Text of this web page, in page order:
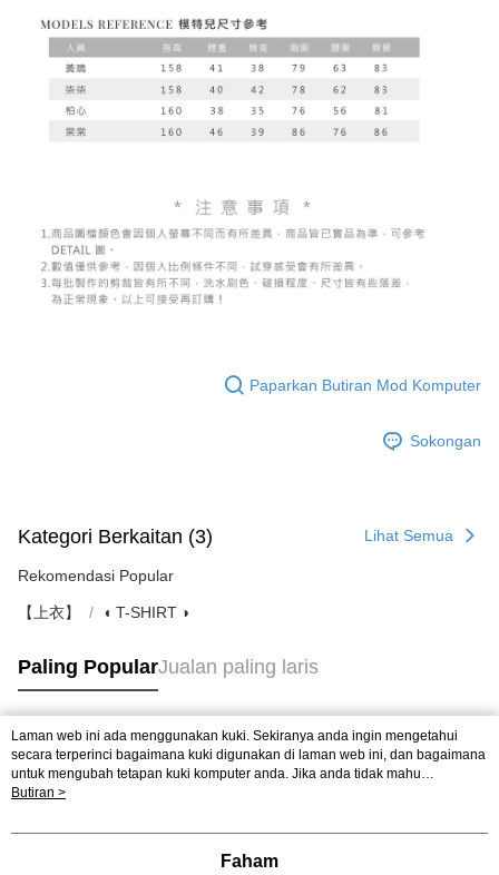
Paparkan Butiran Mod Komputer
Sokongan
Kategori Berkaitan (3) Lihat Semua
Rekomendasi Popular
【上衣】 ◖ T-SHIRT ◗
Paling PopularJualan paling laris
Tag Popular
Laman web ini ada menggunakan kuki. Sekiranya anda ingin mengetahui
secara terperinci bagaimana kuki digunakan di laman web ini, dan bagaimana
untuk mengubah tetapan kuki komputer anda. Jika anda tidak mahu
menggunakan kuki di komputer anda, sila rujuk penerangan mengenai kuki.
mengetahui secara terperinci bagaimana kuki digunakan di laman web ini,
mahu menggunakan kuki di komputer anda, sila rujuk penerangan mengenai
Butiran >
Faham